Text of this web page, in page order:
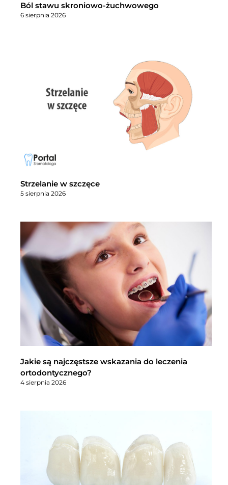
Ból stawu skroniowo-żuchwowego
6 sierpnia 2026
Strzelanie w szczęce
5 sierpnia 2026
Jakie są najczęstsze wskazania do leczenia
ortodontycznego?
4 sierpnia 2026